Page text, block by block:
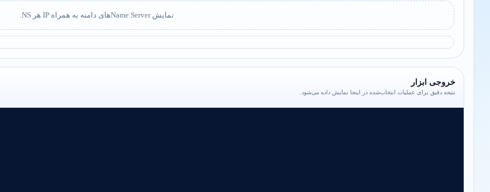
نمایش Name Serverهای دامنه به همراه IP هر NS.
خروجی ابزار
نتیجه دقیق برای عملیات انتخاب‌شده در اینجا نمایش داده می‌شود.